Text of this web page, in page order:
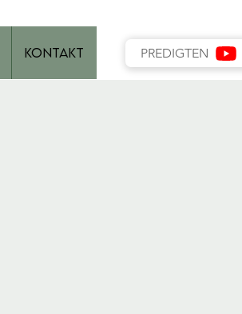
Kontakt PREDIGTEN